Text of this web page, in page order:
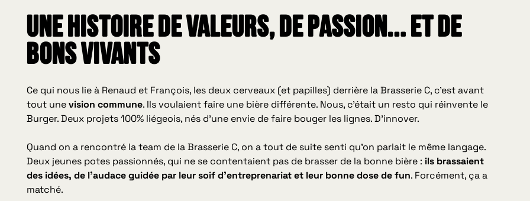
Une histoire de valeurs, de passion… et de
bons vivants
Ce qui nous lie à Renaud et François, les deux cerveaux (et papilles) derrière la Brasserie C, c’est avant
tout unevision commune. Ils voulaient faire une bière différente. Nous, c’était un resto qui réinvente le
Burger. Deux projets 100% liégeois, nés d’une envie de faire bouger les lignes. D’innover.
Quand on a rencontré la team de la Brasserie C, on a tout de suite senti qu’on parlait le même langage.
Deux jeunes potes passionnés, qui ne se contentaient pas de brasser de la bonne bière : ils brassaient
des idées, de l’audace guidée par leur soif d’entreprenariat et leur bonne dose de fun. Forcément, ça a
matché.